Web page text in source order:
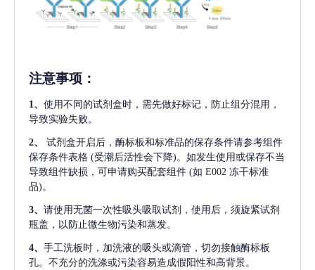
注意事项 ：
1、 使用不同的试剂盒时，需先做好标记，防止组分混用，
导致实验失败。
2、
试剂盒开启后，酶标板和标准品的保存条件请参考组件
保存条件表格 (受潮后活性会下降)。如发生使用或保存不当
导致组件缺损，可申请购买配套组件 (如 E002 冻干标准
品)。
3、 请使用无菌一次性吸头吸取试剂，使用后，须旋紧试剂
瓶盖，以防止微生物污染和蒸发。
4、 手工洗板时，加洗液的吸头或滴管，切勿接触酶标板
孔。不充分的洗涤或污染容易造成假阳性和高背景。